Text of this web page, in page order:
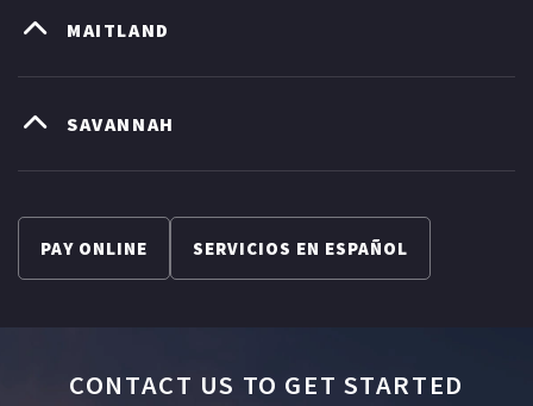
MAITLAND
SAVANNAH
PAY ONLINE SERVICIOS EN ESPAÑOL
CONTACT US TO GET STARTED